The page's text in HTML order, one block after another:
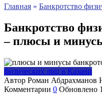
Главная » Банкротство
Банкротство
– плюсы и
физических лиц в Казани
Автор Роман Абдрахманов
Комментарии 0 Обновлено